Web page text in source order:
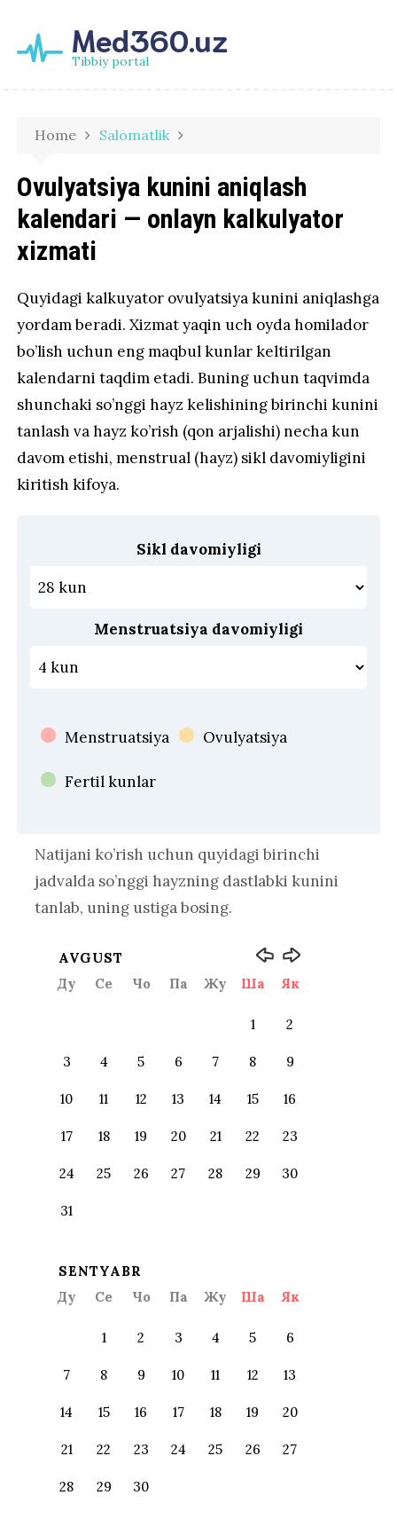
Med360.uz
Tibbiy portal
Home Salomatlik
Ovulyatsiya kunini aniqlash
kalendari — onlayn kalkulyator
xizmati
Quyidagi kalkuyator ovulyatsiya kunini aniqlashga
yordam beradi. Xizmat yaqin uch oyda homilador
bo’lish uchun eng maqbul kunlar keltirilgan
kalendarni taqdim etadi. Buning uchun taqvimda
shunchaki so’nggi hayz kelishining birinchi kunini
tanlash va hayz ko’rish (qon arjalishi) necha kun
davom etishi, menstrual (hayz) sikl davomiyligini
kiritish kifoya.
Sikl davomiyligi
Menstruatsiya davomiyligi
Menstruatsiya Ovulyatsiya
Fertil kunlar
Natijani ko’rish uchun quyidagi birinchi
jadvalda so’nggi hayzning dastlabki kunini
tanlab, uning ustiga bosing.
AVGUST
Ду
Се Чо Па Жу Ша Як
1 2
3 4 5 6 7 8 9
10 11 12 13 14 15 16
17 18 19 20 21 22 23
24 25 26 27 28 29 30
31
SENTYABR
Ду
Се Чо Па Жу Ша Як
1 2 3 4 5 6
7 8 9 10 11 12 13
14 15 16 17 18 19 20
21 22 23 24 25 26 27
28 29 30